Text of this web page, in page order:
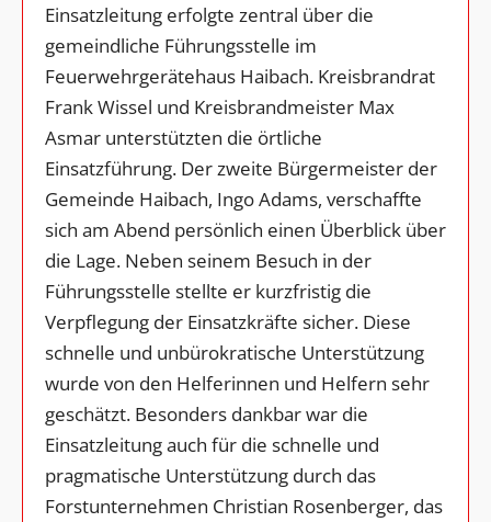
Einsatzleitung erfolgte zentral über die
gemeindliche Führungsstelle im
Feuerwehrgerätehaus Haibach. Kreisbrandrat
Frank Wissel und Kreisbrandmeister Max
Asmar unterstützten die örtliche
Einsatzführung. Der zweite Bürgermeister der
Gemeinde Haibach, Ingo Adams, verschaffte
sich am Abend persönlich einen Überblick über
die Lage. Neben seinem Besuch in der
Führungsstelle stellte er kurzfristig die
Verpflegung der Einsatzkräfte sicher. Diese
schnelle und unbürokratische Unterstützung
wurde von den Helferinnen und Helfern sehr
geschätzt. Besonders dankbar war die
Einsatzleitung auch für die schnelle und
pragmatische Unterstützung durch das
Forstunternehmen Christian Rosenberger, das